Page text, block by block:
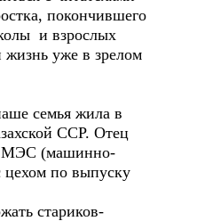
покончившего
и взрослых
жизнь уже в зрелом
семья жила в
ССР. Отец
МЭС (машинно-
цехом по выпуску
стариков-